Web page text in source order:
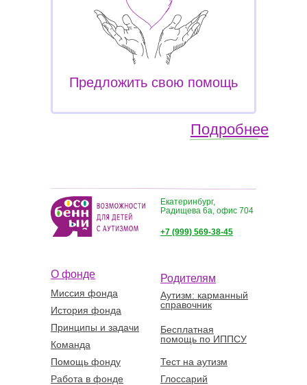
Подробнее
Предложить свою помощь
Екатеринбург,
Радищева 6а, офис 704
+7 (999) 569-38-45
О фонде
Миссия фонда
История фонда
Принципы и задачи
Команда
Помощь фонду
Работа в фонде
Родителям
Аутизм: карманный
справочник
Бесплатная
помощь по ИППСУ
Тест на аутизм
Глоссарий